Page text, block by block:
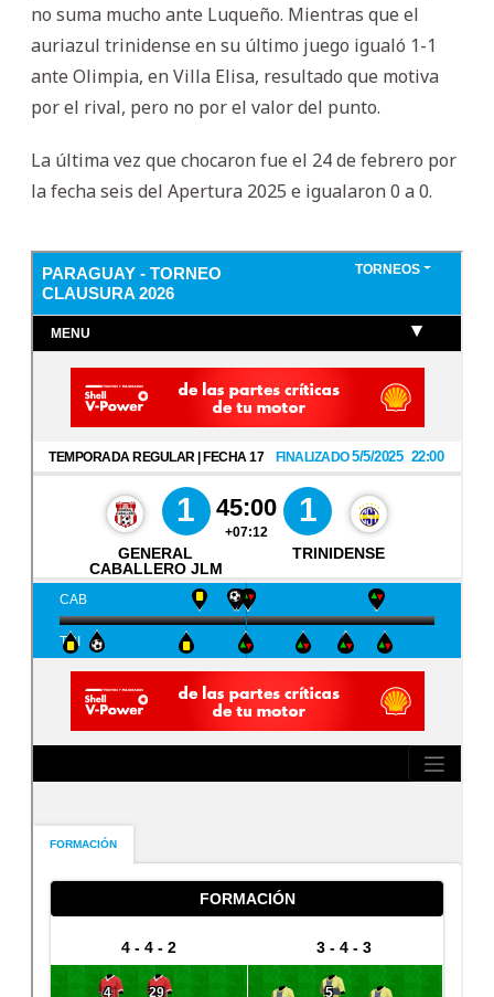
no suma mucho ante Luqueño. Mientras que el
auriazul trinidense en su último juego igualó 1-1
ante Olimpia, en Villa Elisa, resultado que motiva
por el rival, pero no por el valor del punto.
La última vez que chocaron fue el 24 de febrero por
la fecha seis del Apertura 2025 e igualaron 0 a 0.